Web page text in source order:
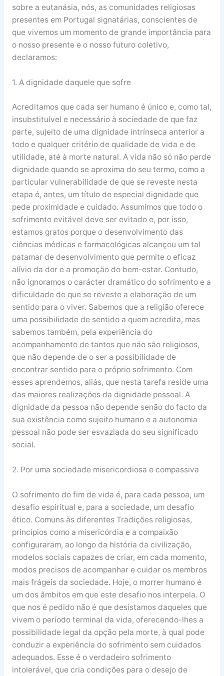
sobre a eutanásia, nós, as comunidades religiosas
presentes em Portugal signatárias, conscientes de
que vivemos um momento de grande importância para
o nosso presente e o nosso futuro coletivo,
declaramos:
1. A dignidade daquele que sofre
Acreditamos que cada ser humano é único e, como tal,
insubstituível e necessário à sociedade de que faz
parte, sujeito de uma dignidade intrínseca anterior a
todo e qualquer critério de qualidade de vida e de
utilidade, até à morte natural. A vida não só não perde
dignidade quando se aproxima do seu termo, como a
particular vulnerabilidade de que se reveste nesta
etapa é, antes, um título de especial dignidade que
pede proximidade e cuidado. Assumimos que todo o
sofrimento evitável deve ser evitado e, por isso,
estamos gratos porque o desenvolvimento das
ciências médicas e farmacológicas alcançou um tal
patamar de desenvolvimento que permite o eficaz
alívio da dor e a promoção do bem-estar. Contudo,
não ignoramos o carácter dramático do sofrimento e a
dificuldade de que se reveste a elaboração de um
sentido para o viver. Sabemos que a religião oferece
uma possibilidade de sentido a quem acredita, mas
sabemos também, pela experiência do
acompanhamento de tantos que não são religiosos,
que não depende de o ser a possibilidade de
encontrar sentido para o próprio sofrimento. Com
esses aprendemos, aliás, que nesta tarefa reside uma
das maiores realizações da dignidade pessoal. A
dignidade da pessoa não depende senão do facto da
sua existência como sujeito humano e a autonomia
pessoal não pode ser esvaziada do seu significado
social.
2. Por uma sociedade misericordiosa e compassiva
O sofrimento do fim de vida é, para cada pessoa, um
desafio espiritual e, para a sociedade, um desafio
ético. Comuns às diferentes Tradições religiosas,
princípios como a misericórdia e a compaixão
configuraram, ao longo da história da civilização,
modelos sociais capazes de criar, em cada momento,
modos precisos de acompanhar e cuidar os membros
mais frágeis da sociedade. Hoje, o morrer humano é
um dos âmbitos em que este desafio nos interpela. O
que nos é pedido não é que desistamos daqueles que
vivem o período terminal da vida, oferecendo-lhes a
possibilidade legal da opção pela morte, à qual pode
conduzir a experiência do sofrimento sem cuidados
adequados. Esse é o verdadeiro sofrimento
intolerável, que cria condições para o desejo de